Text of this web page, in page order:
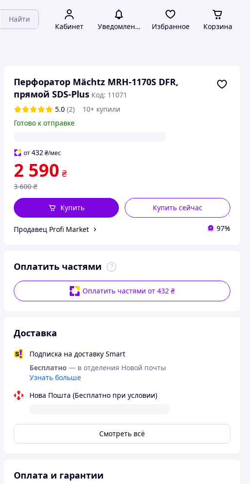
Найти
Кабинет Уведомления Избранное Корзина
Перфоратор Mächtz MRH-1170S DFR,
прямой SDS-Plus Код: 11071
5.0 (2)
10+ купили
Готово к отправке
от432 ₴/мес
2 590 ₴
3 600 ₴
Купить сейчас
Купить
Продавец Profi Market 97%
Оплатить частями
Оплатить частями от 432 ₴
Доставка
Подписка на доставку Smart
Бесплатно — в отделения Новой почты
Узнать больше
Нова Пошта (Бесплатно при условии)
Смотреть всё
Оплата и гарантии